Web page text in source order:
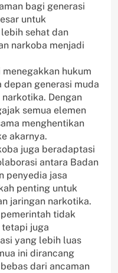
bagi generasi
untuk
sehat dan
narkoba menjadi
hukum
generasi muda
Dengan
semua elemen
menghentikan
akarnya.
juga beradaptasi
antara Badan
penyedia jasa
penting untuk
jaringan narkotika.
tidak
juga
yang lebih luas
ini dirancang
dari ancaman